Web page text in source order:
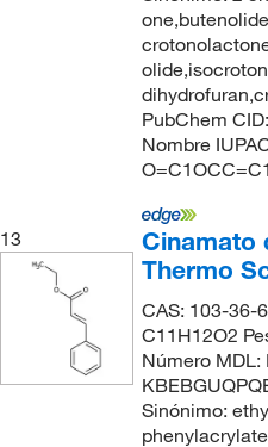
PubChem
Nombre
O=C1OCC=C1
13
Cinamato
Thermo
CAS: 103-36-
C11H12O2
Número MDL:
Sinónimo: